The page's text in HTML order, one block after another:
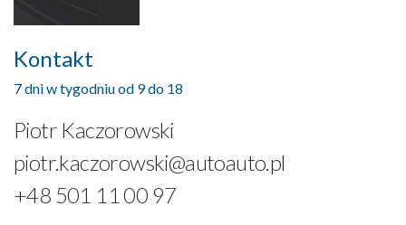
Kontakt
7 dni w tygodniu od 9 do 18
Piotr Kaczorowski
piotr.kaczorowski@autoauto.pl
+48 501 11 00 97